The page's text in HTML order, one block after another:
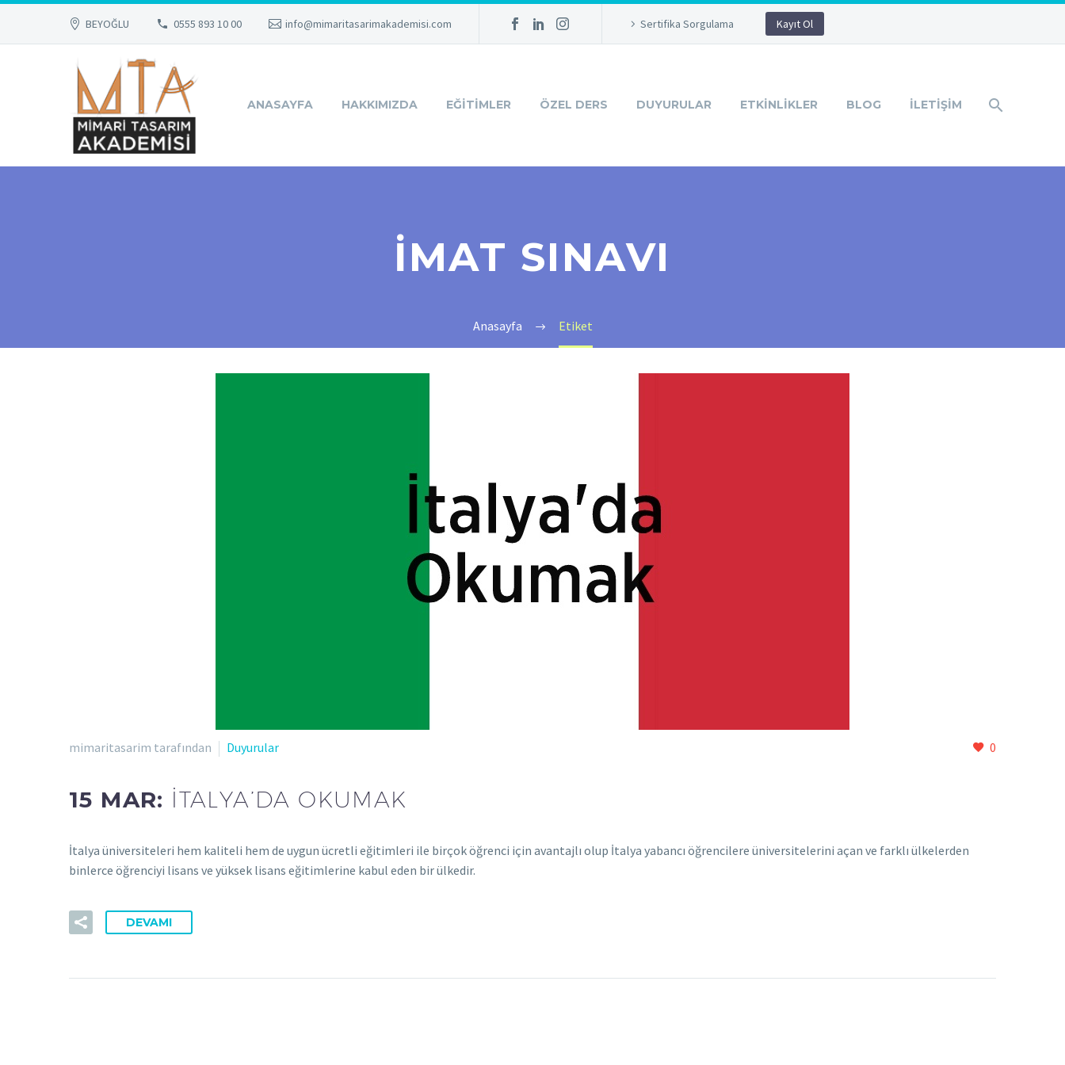
BEYOĞLU 0555 893 10 00 info@mimaritasarimakademisi.com Sertifika Sorgulama Kayıt Ol
ANASAYFA HAKKIMIZDA EĞITIMLER ÖZEL DERS DUYURULAR ETKINLIKLER BLOG İLETIŞIM
IMAT SINAVI
Anasayfa Etiket
0
mimaritasarim tarafından Duyurular
15 MAR: İTALYA’DA OKUMAK
İtalya üniversiteleri hem kaliteli hem de uygun ücretli eğitimleri ile birçok öğrenci için avantajlı olup İtalya yabancı öğrencilere üniversitelerini açan ve farklı ülkelerden
binlerce öğrenciyi lisans ve yüksek lisans eğitimlerine kabul eden bir ülkedir.
DEVAMI